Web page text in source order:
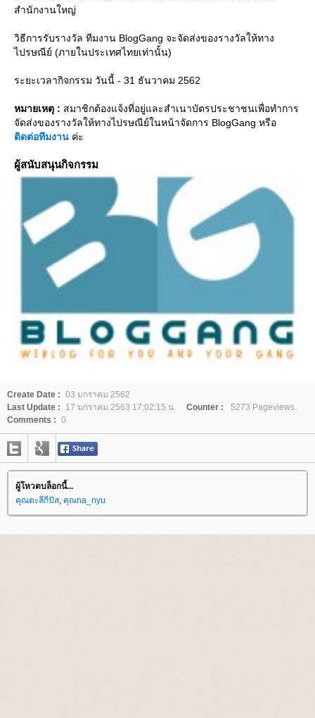
สำนักงานใหญ่
วิธีการรับรางวัล ทีมงาน BlogGang จะจัดส่งของรางวัลให้ทาง
ไปรษณีย์ (ภายในประเทศไทยเท่านั้น)
ระยะเวลากิจกรรม วันนี้ - 31 ธันวาคม 2562
หมายเหตุ : สมาชิกต้องแจ้งที่อยู่และสำเนาบัตรประชาชนเพื่อทำการ
จัดส่งของรางวัลให้ทางไปรษณีย์ในหน้าจัดการ BlogGang หรือ
ติดต่อทีมงาน ค่ะ
ผู้สนับสนุนกิจกรรม
Create Date : 03 มกราคม 2562
Last Update :
17 มกราคม 2563 17:02:15 น. Counter :
5273 Pageviews.
Comments : 0
ผู้โหวตบล็อกนี้...
คุณตะลีกีปัส คุณna_nyu